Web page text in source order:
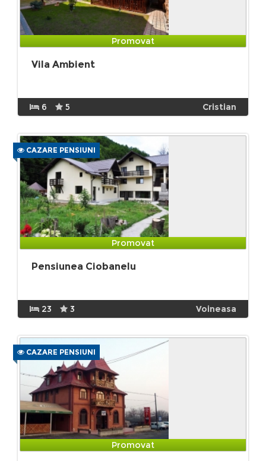
Promovat
Vila Ambient
6 5 Cristian
CAZARE PENSIUNI
Promovat
Pensiunea Ciobanelu
23 3 Voineasa
CAZARE PENSIUNI
Promovat